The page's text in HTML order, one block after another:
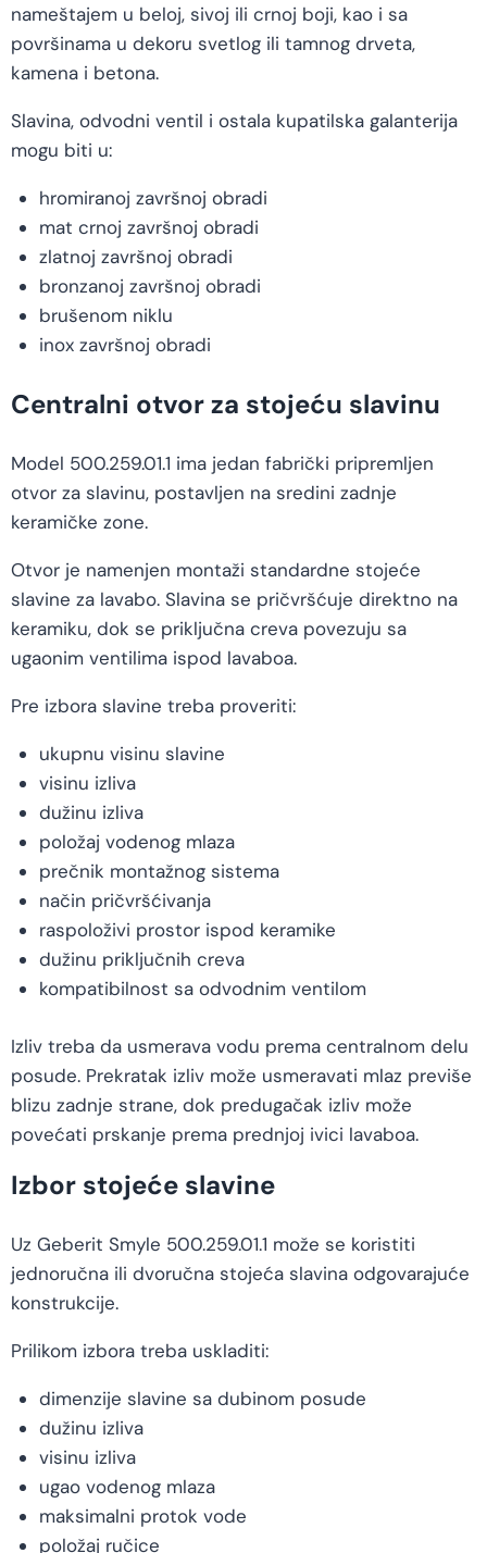
nameštajem u beloj, sivoj ili crnoj boji, kao i sa
površinama u dekoru svetlog ili tamnog drveta,
kamena i betona.
Slavina, odvodni ventil i ostala kupatilska galanterija
mogu biti u:
hromiranoj završnoj obradi
mat crnoj završnoj obradi
zlatnoj završnoj obradi
bronzanoj završnoj obradi
brušenom niklu
inox završnoj obradi
Centralni otvor za stojeću slavinu
Model 500.259.01.1 ima jedan fabrički pripremljen
otvor za slavinu, postavljen na sredini zadnje
keramičke zone.
Otvor je namenjen montaži standardne stojeće
slavine za lavabo. Slavina se pričvršćuje direktno na
keramiku, dok se priključna creva povezuju sa
ugaonim ventilima ispod lavaboa.
Pre izbora slavine treba proveriti:
ukupnu visinu slavine
visinu izliva
dužinu izliva
položaj vodenog mlaza
prečnik montažnog sistema
način pričvršćivanja
raspoloživi prostor ispod keramike
dužinu priključnih creva
kompatibilnost sa odvodnim ventilom
Izliv treba da usmerava vodu prema centralnom delu
posude. Prekratak izliv može usmeravati mlaz previše
blizu zadnje strane, dok predugačak izliv može
povećati prskanje prema prednjoj ivici lavaboa.
Izbor stojeće slavine
Uz Geberit Smyle 500.259.01.1 može se koristiti
jednoručna ili dvoručna stojeća slavina odgovarajuće
konstrukcije.
Prilikom izbora treba uskladiti:
dimenzije slavine sa dubinom posude
dužinu izliva
visinu izliva
ugao vodenog mlaza
maksimalni protok vode
položaj ručice